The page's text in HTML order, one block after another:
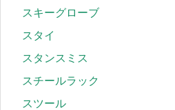
スキーグローブ
スタイ
スタンスミス
スチールラック
スツール